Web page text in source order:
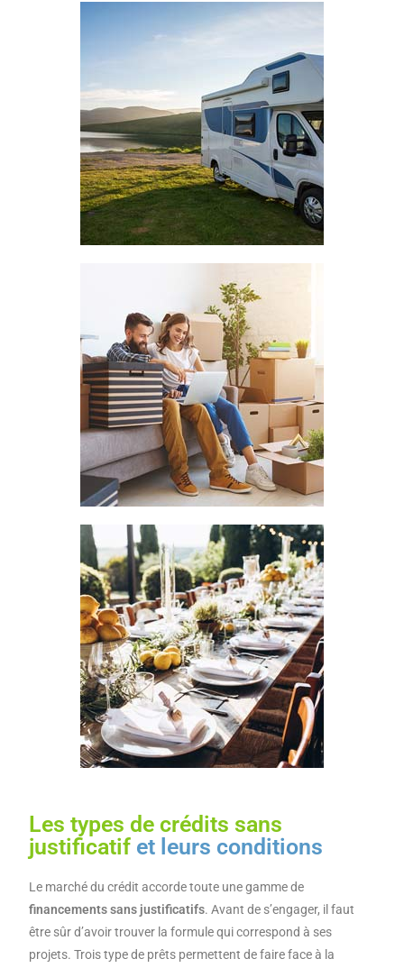
Les types de crédits sans
justificatif et leurs conditions
Le marché du crédit accorde toute une gamme de
financements sans justificatifs. Avant de s’engager, il faut
être sûr d’avoir trouver la formule qui correspond à ses
projets. Trois type de prêts permettent de faire face à la